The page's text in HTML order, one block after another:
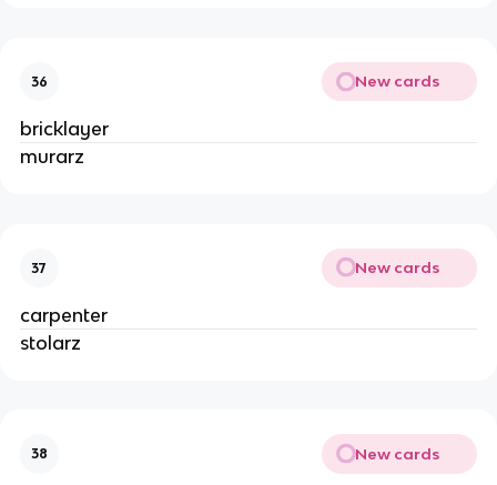
36 New cards
bricklayer
murarz
37 New cards
carpenter
stolarz
38 New cards